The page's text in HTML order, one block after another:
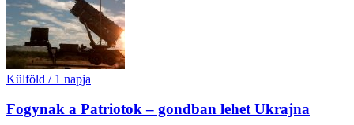
Külföld / 1 napja
Fogynak a Patriotok – gondban lehet Ukrajna